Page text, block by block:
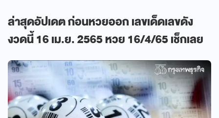
ล่าสุดอัปเดต ก่อนหวยออก เลขเด็ดเลขดัง
งวดนี้ 16 เม.ย. 2565 หวย 16/4/65 เช็กเลย